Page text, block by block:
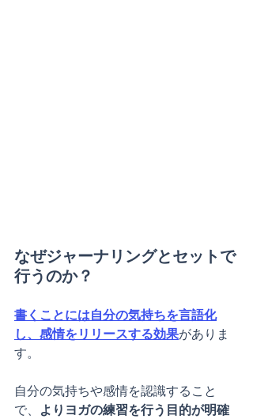
なぜジャーナリングとセットで
行うのか？
書くことには自分の気持ちを言語化
し、感情をリリースする効果がありま
す。
自分の気持ちや感情を認識すること
で、 よりヨガの練習を行う目的が明確